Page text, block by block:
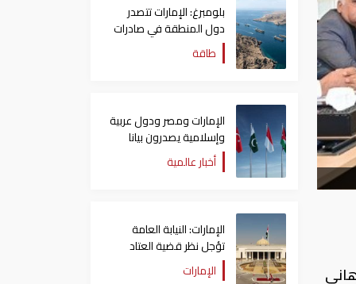
بلومبرغ: الإمارات تتصدر
دول المنطقة في صادرات
النفط عبر مضيق هرمز
طاقة
الإمارات ومصر ودول عربية
وإسلامية يصدرون بيانا
مشتركا بشأن الانتهاكات
الإسرائيلية في غزة
أخبار عالمية
الإمارات: النيابة العامة
تؤجل نظر قضية العتاد
العسكري للسودان
الإمارات